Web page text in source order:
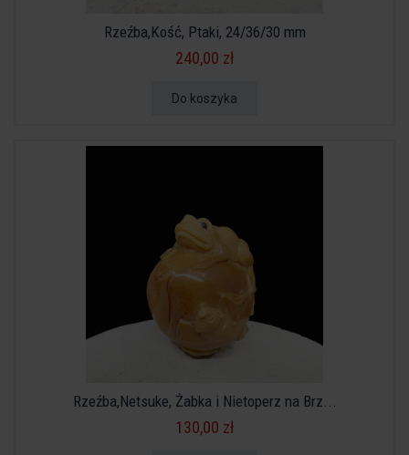
Rzeźba,Kość, Ptaki, 24/36/30 mm
240,00 zł
Do koszyka
Rzeźba,Netsuke, Żabka i Nietoperz na Brz...
130,00 zł